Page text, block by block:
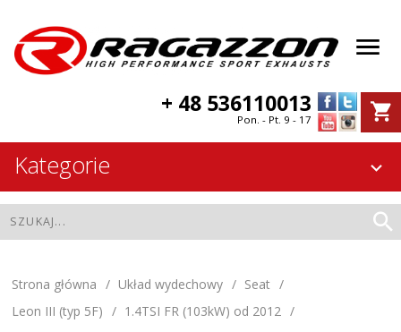
+ 48 536110013
Pon. - Pt. 9 - 17
Kategorie
Strona główna Układ wydechowy
Seat
Leon III (typ 5F)
1.4TSI FR (103kW) od 2012